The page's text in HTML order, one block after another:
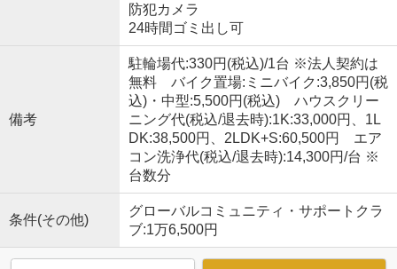
防犯カメラ
24時間ゴミ出し可
備考
駐輪場代:330円(税込)/1台 ※法人契約は
無料 バイク置場:ミニバイク:3,850円(税
込)・中型:5,500円(税込) ハウスクリー
ニング代(税込/退去時):1K:33,000円、1L
DK:38,500円、2LDK+S:60,500円 エア
コン洗浄代(税込/退去時):14,300円/台 ※
台数分
条件(その他)
グローバルコミュニティ・サポートクラ
ブ:1万6,500円